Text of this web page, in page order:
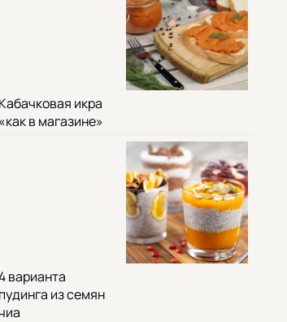
Кабачковая икра
«как в магазине»
варианта
пудинга из семян